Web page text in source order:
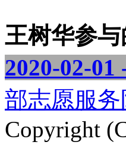
王树华参
2020-02-01
部志愿服
Copyright